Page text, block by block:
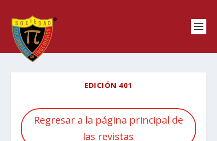
EDICIÓN 401
Regresar a la página principal de
las revistas